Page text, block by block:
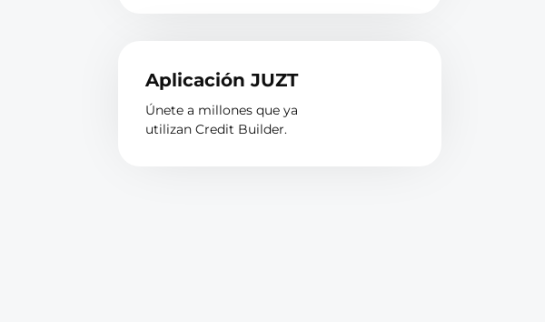
Aplicación JUZT
Únete a millones que ya
utilizan Credit Builder.